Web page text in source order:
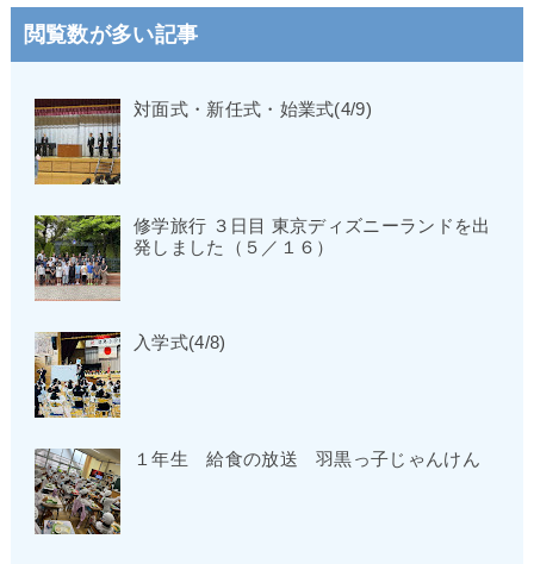
閲覧数が多い記事
対面式・新任式・始業式(4/9)
修学旅行 ３日目 東京ディズニーランドを出
発しました（５／１６）
入学式(4/8)
１年生 給食の放送 羽黒っ子じゃんけん